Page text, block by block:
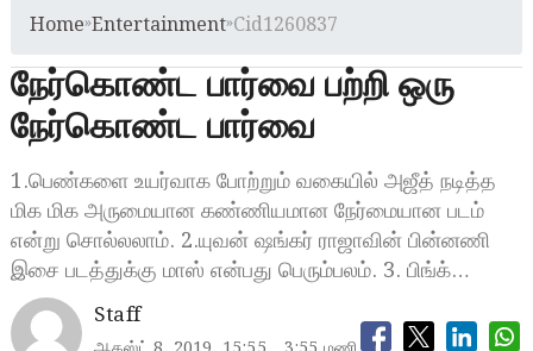
Home»Entertainment»Cid1260837
நேர்கொண்ட பார்வை பற்றி ஒரு
நேர்கொண்ட பார்வை
1.பெண்களை உயர்வாக போற்றும் வகையில் அஜீத் நடித்த
மிக மிக அருமையான கண்ணியமான நேர்மையான படம்
என்று சொல்லலாம். 2.யுவன் ஷங்கர் ராஜாவின் பின்னணி
இசை படத்துக்கு மாஸ் என்பது பெரும்பலம். 3. பிங்க்…
Staff